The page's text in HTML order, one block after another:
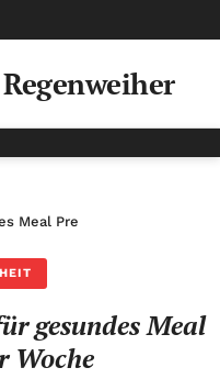
Meal Prep in der Woche
gesundes Meal
Woche